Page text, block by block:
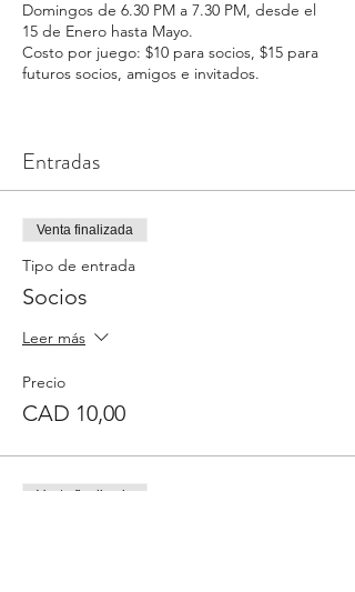
Domingos de 6.30 PM a 7.30 PM, desde el
15 de Enero hasta Mayo.
Costo por juego: $10 para socios, $15 para
futuros socios, amigos e invitados.
Entradas
Venta finalizada
Tipo de entrada
Socios
Leer más
Precio
CAD 10,00
Venta finalizada